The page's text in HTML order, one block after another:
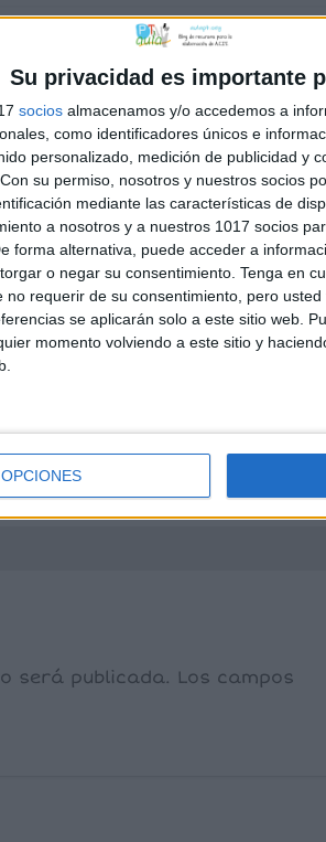
Su privacidad es importante
socios almacenamos y/o accedemos a
como identificadores únicos e
personalizado, medición de publicidad y
Con su permiso, nosotros y nuestros socios
mediante las características de
a nosotros y a nuestros 1017 socios
forma alternativa, puede acceder a
o negar su consentimiento. Tenga en
no requerir de su consentimiento, pero
se aplicarán solo a este sitio web.
momento volviendo a este sitio y
semántica
dice
PM
ejercicios. Que no entiendo do
será publicada. Los campos